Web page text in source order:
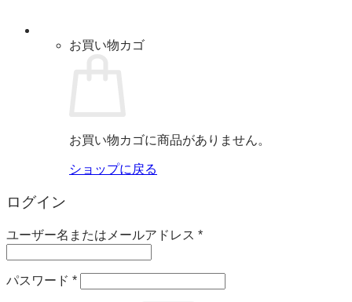
お買い物カゴ
お買い物カゴに商品がありません。
ショップに戻る
ログイン
ユーザー名またはメールアドレス *必
パスワード *必